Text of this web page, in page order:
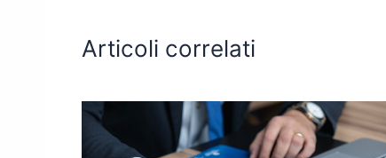
Articoli correlati